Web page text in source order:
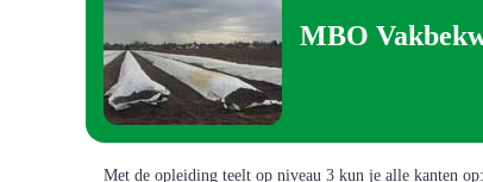
MBO
Met de opleiding teelt op niveau 3 kun je alle kanten